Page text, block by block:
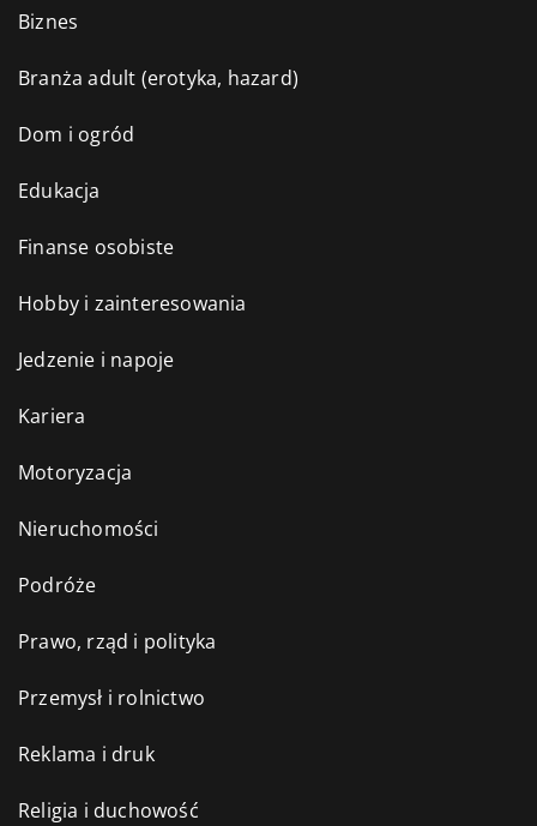
Biznes
Branża adult (erotyka, hazard)
Dom i ogród
Edukacja
Finanse osobiste
Hobby i zainteresowania
Jedzenie i napoje
Kariera
Motoryzacja
Nieruchomości
Podróże
Prawo, rząd i polityka
Przemysł i rolnictwo
Reklama i druk
Religia i duchowość